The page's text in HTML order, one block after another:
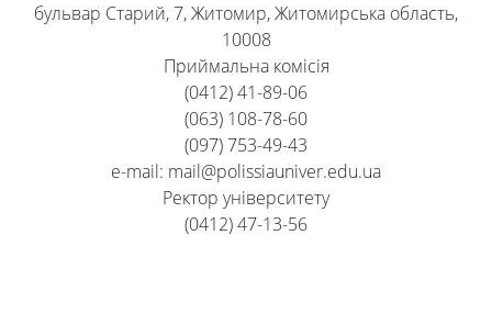
бульвар Старий, 7, Житомир, Житомирська область,
10008
Приймальна комісія
(0412) 41-89-06
(063) 108-78-60
(097) 753-49-43
e-mail: mail@polissiauniver.edu.ua
Ректор університету
(0412) 47-13-56